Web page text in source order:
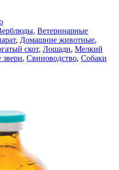
, Ветеринарные
, Домашние животные,
скот, Лошади, Мелкий
, Свиноводство, Собаки